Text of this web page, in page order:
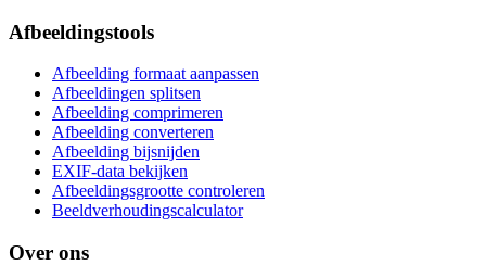
Afbeeldingstools
Afbeelding formaat aanpassen
Afbeeldingen splitsen
Afbeelding comprimeren
Afbeelding converteren
Afbeelding bijsnijden
EXIF-data bekijken
Afbeeldingsgrootte controleren
Beeldverhoudingscalculator
Over ons